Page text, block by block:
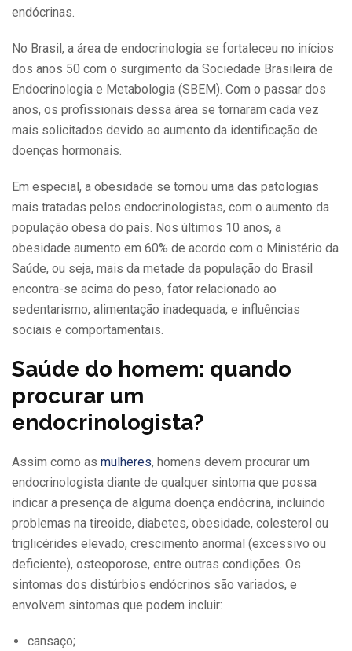
endócrinas.
No Brasil, a área de endocrinologia se fortaleceu no inícios
dos anos 50 com o surgimento da Sociedade Brasileira de
Endocrinologia e Metabologia (SBEM). Com o passar dos
anos, os profissionais dessa área se tornaram cada vez
mais solicitados devido ao aumento da identificação de
doenças hormonais.
Em especial, a obesidade se tornou uma das patologias
mais tratadas pelos endocrinologistas, com o aumento da
população obesa do país. Nos últimos 10 anos, a
obesidade aumento em 60% de acordo com o Ministério da
Saúde, ou seja, mais da metade da população do Brasil
encontra-se acima do peso, fator relacionado ao
sedentarismo, alimentação inadequada, e influências
sociais e comportamentais.
Saúde do homem: quando
procurar um
endocrinologista?
Assim como as mulheres, homens devem procurar um
endocrinologista diante de qualquer sintoma que possa
indicar a presença de alguma doença endócrina, incluindo
problemas na tireoide, diabetes, obesidade, colesterol ou
triglicérides elevado, crescimento anormal (excessivo ou
deficiente), osteoporose, entre outras condições. Os
sintomas dos distúrbios endócrinos são variados, e
envolvem sintomas que podem incluir:
cansaço;